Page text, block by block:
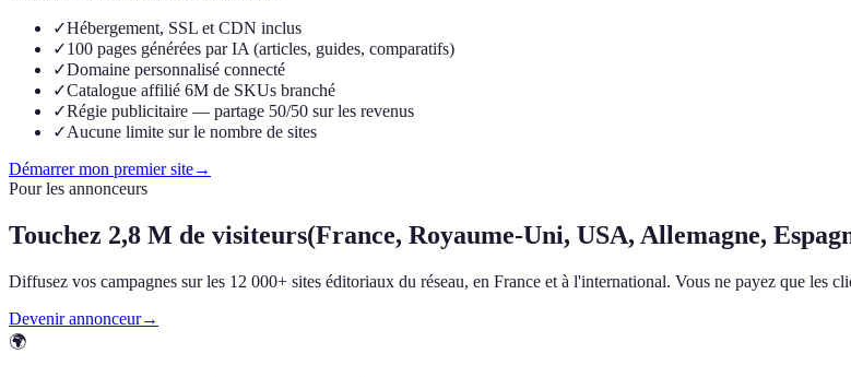
✓Hébergement, SSL et CDN inclus
✓100 pages générées par IA (articles, guides, comparatifs)
✓Domaine personnalisé connecté
✓Catalogue affilié 6M de SKUs branché
✓Régie publicitaire — partage 50/50 sur les revenus
✓Aucune limite sur le nombre de sites
Démarrer mon premier site→
Pour les annonceurs
Touchez 2,8 M de visiteurs(France, Royaume-Uni, USA, Allemagne,
Diffusez vos campagnes sur les 12 000+ sites éditoriaux du réseau, en France et à l'international. Vous ne payez que les
Devenir annonceur→
🌍